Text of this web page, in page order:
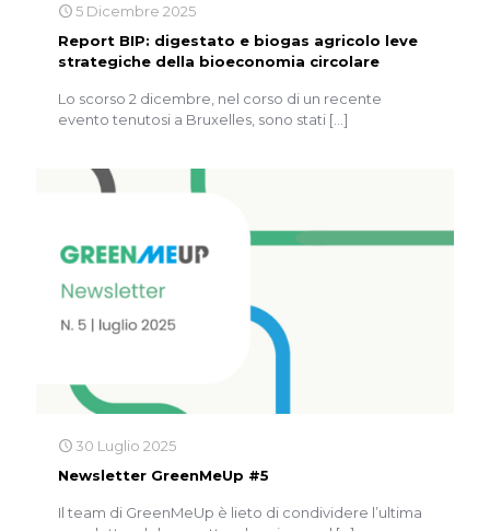
5 Dicembre 2025
Report BIP: digestato e biogas agricolo leve
strategiche della bioeconomia circolare
Lo scorso 2 dicembre, nel corso di un recente
evento tenutosi a Bruxelles, sono stati […]
30 Luglio 2025
Newsletter GreenMeUp #5
Il team di GreenMeUp è lieto di condividere l’ultima